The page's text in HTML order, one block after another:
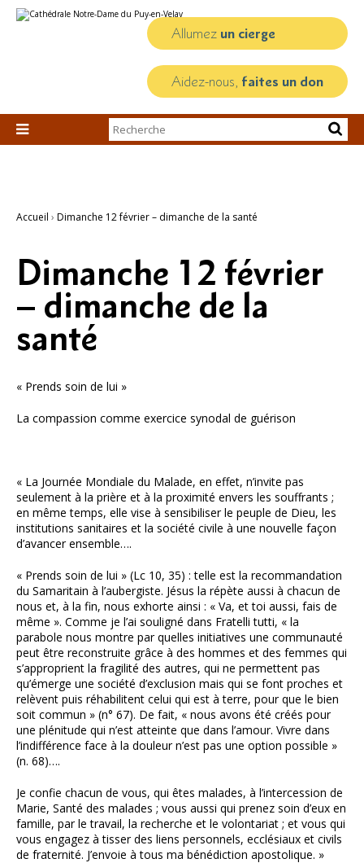
au
personnels
Allumez un cierge
Aidez-nous, faites un don

Chercher par
Recherche
Accueil › Dimanche 12 février – dimanche de la santé
Dimanche 12 février
– dimanche de la
santé
« Prends soin de lui »
La compassion comme exercice synodal de guérison
« La Journée Mondiale du Malade, en effet, n’invite pas
seulement à la prière et à la proximité envers les souffrants ;
en même temps, elle vise à sensibiliser le peuple de Dieu, les
institutions sanitaires et la société civile à une nouvelle façon
d’avancer ensemble….
« Prends soin de lui » (Lc 10, 35) : telle est la recommandation
du Samaritain à l’aubergiste. Jésus la répète aussi à chacun de
nous et, à la fin, nous exhorte ainsi : « Va, et toi aussi, fais de
même ». Comme je l’ai souligné dans Fratelli tutti, « la
parabole nous montre par quelles initiatives une communauté
peut être reconstruite grâce à des hommes et des femmes qui
s’approprient la fragilité des autres, qui ne permettent pas
qu’émerge une société d’exclusion mais qui se font proches et
relèvent puis réhabilitent celui qui est à terre, pour que le bien
soit commun » (n° 67). De fait, « nous avons été créés pour
une plénitude qui n’est atteinte que dans l’amour. Vivre dans
l’indifférence face à la douleur n’est pas une option possible »
(n. 68)….
Je confie chacun de vous, qui êtes malades, à l’intercession de
Marie, Santé des malades ; vous aussi qui prenez soin d’eux en
famille, par le travail, la recherche et le volontariat ; et vous qui
vous engagez à tisser des liens personnels, ecclésiaux et civils
de fraternité. J’envoie à tous ma bénédiction apostolique. »